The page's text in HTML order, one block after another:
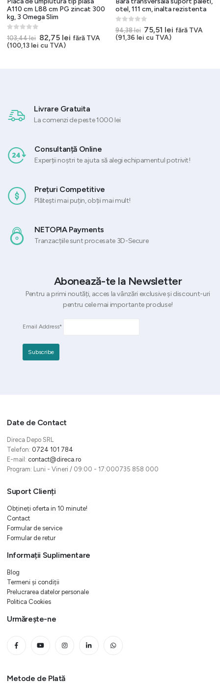
A110 cm L88 cm PG zincat 300
kg, 3 Omega Slim
0out of 5
103,44lei Prețul
inițial
82,75 leiPrețul
fără TVA
(100,13 lei cu TVA)
otel, 111 cm, inalta rezistenta
0out of 5
94,38lei Prețul
inițial
75,51 lei Prețul
fără TVA
(91,36 lei cu TVA)
Livrare Gratuita
La comenzi de peste 1000 lei
Consultanță Online
Experții noștri te ajuta să alegi echipamentul potrivit!
Prețuri Competitive
Plătești mai puțin, obții mai mult!
NETOPIA Payments
Tranzacțiile sunt procesate 3D-Secure
Abonează-te la Newsletter
Pentru a primi noutăți, acces la vânzări exclusive și discount-uri
pentru cele mai importante produse!
Email Address*
Date de Contact
Direca Depo SRL
Telefon: 0724 101 784
E-mail: contact@direca.ro
Program: Luni - Vineri / 09:00 - 17:000735 858 000
Suport Clienți
Obțineți oferta in 10 minute!
Contact
Formular de service
Formular de retur
Informații Suplimentare
Blog
Termeni și condiții
Prelucrarea datelor personale
Politica Cookies
Urmărește-ne
Metode de Plată